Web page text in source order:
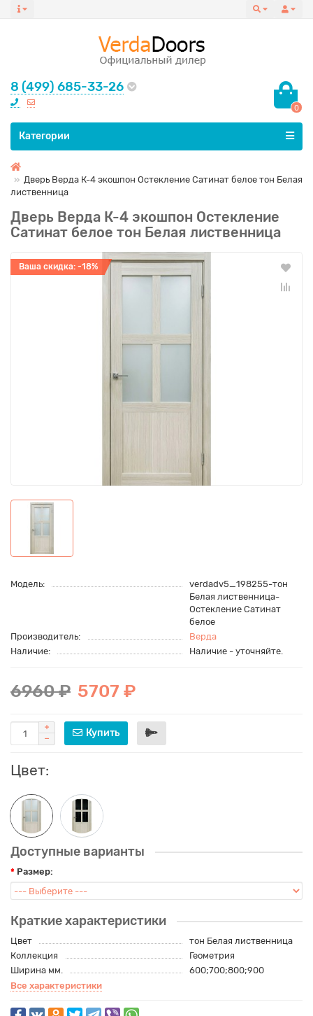
8 (499) 685-33-26
0
Все категории
Категории
Дверь Верда К-4 экошпон Остекление Сатинат белое тон Белая
лиственница
Дверь Верда К-4 экошпон Остекление
Сатинат белое тон Белая лиственница
Ваша скидка: -18%
Модель:
verdadv5_198255-тон
Белая лиственница-
Остекление Сатинат
белое
Производитель:
Верда
Наличие:
Наличие - уточняйте.
6960 ₽ 5707 ₽
Купить
Цвет:
Доступные варианты
Размер:
Краткие характеристики
Цвет
тон Белая лиственница
Коллекция
Геометрия
Ширина мм.
600;700;800;900
Все характеристики